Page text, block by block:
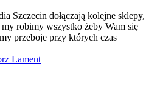
Szczecin dołączają kolejne sklepy,
robimy wszystko żeby Wam się
przeboje przy których czas
Lament